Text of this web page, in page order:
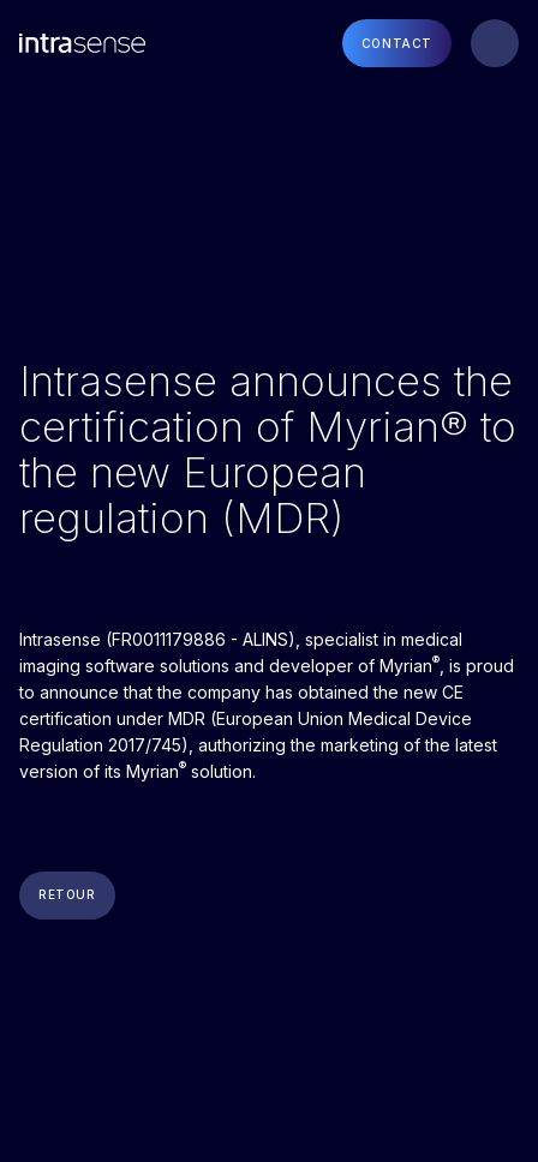
CONTACT
Intrasense announces the
certification of Myrian® to
the new European
regulation (MDR)
Intrasense (FR0011179886 - ALINS), specialist in medical
imaging software solutions and developer of Myrian®
, is proud
to announce that the company has obtained the new CE
certification under MDR (European Union Medical Device
Regulation 2017/745), authorizing the marketing of the latest
version of its Myrian® solution.
RETOUR